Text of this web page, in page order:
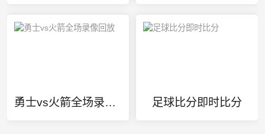
勇士vs火箭全场录像回放 足球比分即时比分